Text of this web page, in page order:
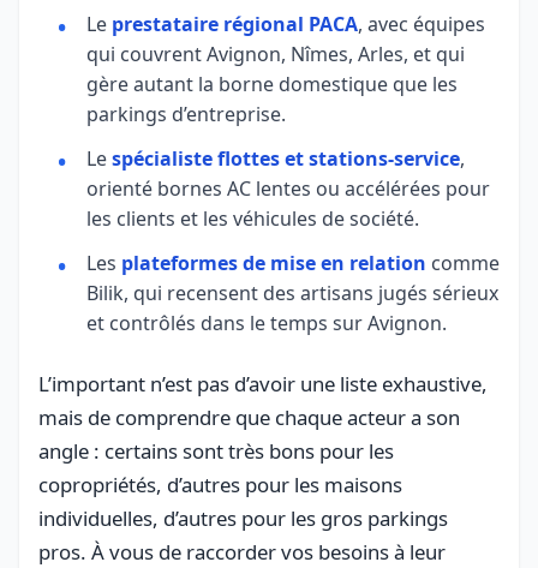
Le prestataire régional PACA, avec équipes
qui couvrent Avignon, Nîmes, Arles, et qui
gère autant la borne domestique que les
parkings d’entreprise.
Lespécialiste flottes et stations-service,
orienté bornes AC lentes ou accélérées pour
les clients et les véhicules de société.
Les plateformes de mise en relation comme
Bilik, qui recensent des artisans jugés sérieux
et contrôlés dans le temps sur Avignon.
L’important n’est pas d’avoir une liste exhaustive,
mais de comprendre que chaque acteur a son
angle : certains sont très bons pour les
copropriétés, d’autres pour les maisons
individuelles, d’autres pour les gros parkings
pros. À vous de raccorder vos besoins à leur